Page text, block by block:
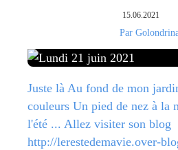
15.06.2021
Par
Juste là Au fond de mon
couleurs Un pied de nez à la
l'été ... Allez visiter son blog
http://lerestedemavie.over-